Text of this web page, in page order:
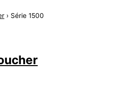
› Série 1500